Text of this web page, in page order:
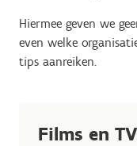
Hiermee geven we
even welke
tips aanreiken.
Films en TV